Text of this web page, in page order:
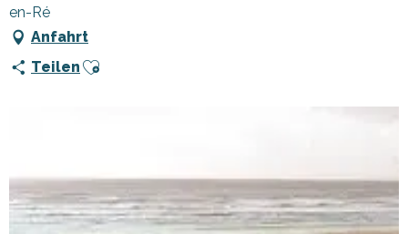
en-Ré
Anfahrt
Teilen Ajouter aux favoris